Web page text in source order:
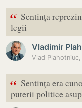
“ Sentința
legii
Vladimir
“ Sentința era
puterii politice